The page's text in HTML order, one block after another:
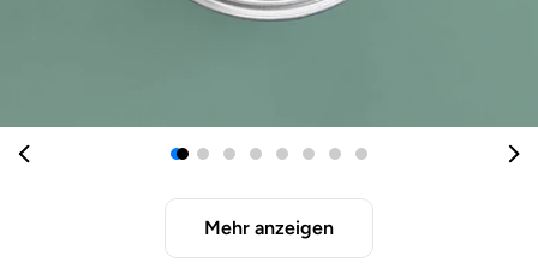
Mehr anzeigen